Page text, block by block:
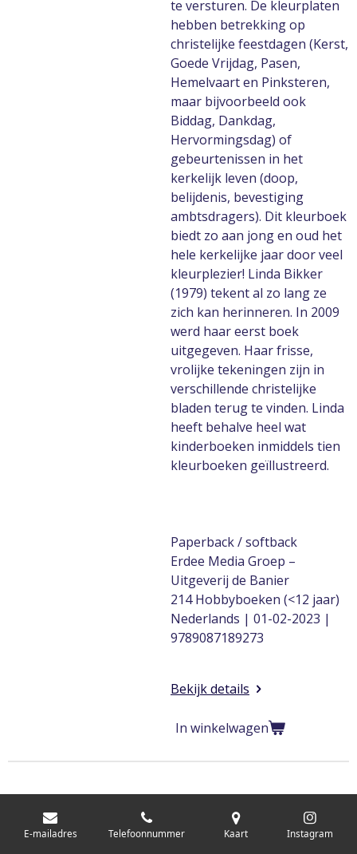
te versturen. De kleurplaten
hebben betrekking op
christelijke feestdagen (Kerst,
Goede Vrijdag, Pasen,
Hemelvaart en Pinksteren,
maar bijvoorbeeld ook
Biddag, Dankdag,
Hervormingsdag) of
gebeurtenissen in het
kerkelijk leven (doop,
belijdenis, bevestiging
ambtsdragers). Dit kleurboek
biedt zo aan jong en oud het
hele kerkelijke jaar door veel
kleurplezier! Linda Bikker
(1979) tekent al zo lang ze
zich kan herinneren. In 2009
werd haar eerst boek
uitgegeven. Haar frisse,
vrolijke tekeningen zijn in
verschillende christelijke
bladen terug te vinden. Linda
heeft behalve heel wat
kinderboeken inmiddels tien
kleurboeken geïllustreerd.
Paperback / softback
Erdee Media Groep –
Uitgeverij de Banier
214 Hobbyboeken (<12 jaar)
Nederlands | 01-02-2023 |
9789087189273
Bekijk details
In winkelwagen
E-mailadres Telefoonnummer Kaart Instagram